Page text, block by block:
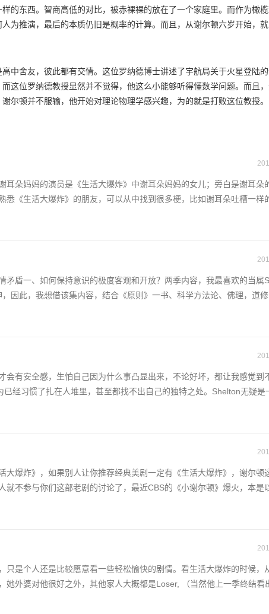
的东西。智商高低的对比，被赤裸裸的放在了一个家庭里。而作为橄
为推演，最后的本质仍旧是概率的计算。而且，从谢尔顿六岁开始，就
场上。本来就是橄榄球队员的小乔治对此不屑一顾，觉得弟弟说的都是
胜而归。外婆看到女婿的胜利之后，也想让谢尔顿帮忙去赌球。她生
算。
中舍友，彼此都有交情。这位罗纳德博士讲述了宇航局关于火星登陆
这位罗纳德教授显然并不觉得，他这么小能够听得懂数学问题。而且
尔顿并不服输，他开始对理论物理学感兴趣，为的就是打败这位教授。
成。但是母亲玛丽对谢尔顿的这些事情很不耐烦，她觉得这是没有意义
，谢尔顿变得十分焦躁，甚至因为巨大的压力得了胃溃疡。被父母带到
了这台机器，去计算一些高级数值。
朵妈妈的演员是《生活大爆炸》中谢耳朵妈妈的女儿；旁白是谢耳朵
《生活大爆炸》的朋友，可以从中找到很多梗，比如谢耳朵吐槽一样
盾一、如何保持意识的极度客观和开放？两季内容，我最喜欢的当属
因此，我想借该集内容，结合《原则》一书、科学方法论、佛理，道
有安全感，生怕自己因为什么事凸显出来，不论好坏，都让我感觉到
经习惯了扎在人堆里，甚至都找不出自己的独特之处。Shelton无疑是
爆炸》，如果别人让你推荐经典美剧一定有《生活大爆炸》，谢尔顿
不参与你们这部老剧的讨论了，最近CBS的《小谢尔顿》爆火，本是
是个人还是比较愿意看一些轻松愉快的剧情。看生活大爆炸的时候，
外婆对他很好之外，其他家人大概都是Loser, （当然他上一季终结看